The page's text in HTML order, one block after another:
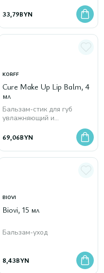
33,79BYN
KORFF
Cure Make Up Lip Balm, 4
мл
Бальзам-стик для губ
увлажняющий и
69,06BYN
BIOVI
Biovi, 15 мл
Бальзам-уход
8,43BYN